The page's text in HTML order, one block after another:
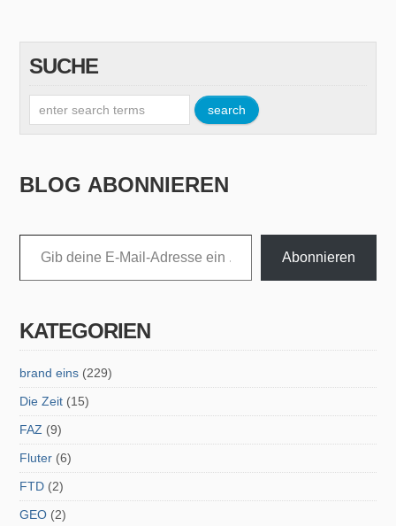
SUCHE
BLOG ABONNIEREN
Gib deine E-Mail-Adresse ein ...
Abonnieren
KATEGORIEN
brand eins (229)
Die Zeit (15)
FAZ (9)
Fluter (6)
FTD (2)
GEO (2)